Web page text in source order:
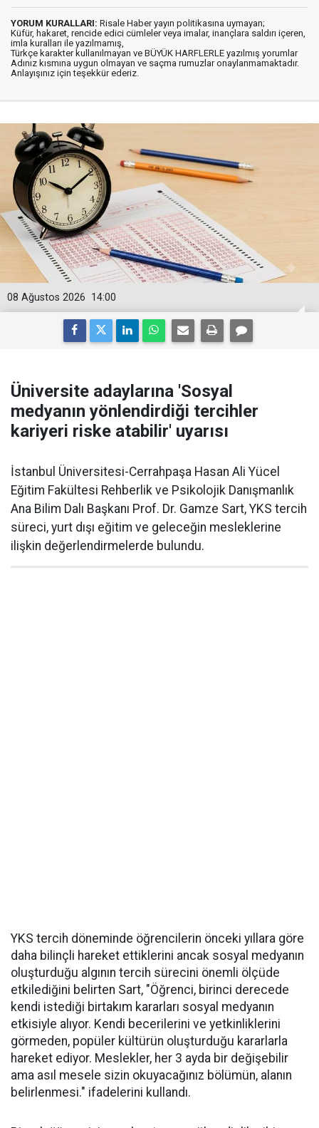
YORUM KURALLARI: Risale Haber yayın politikasına uymayan;
Küfür, hakaret, rencide edici cümleler veya imalar, inançlara saldırı içeren,
imla kuralları ile yazılmamış,
Türkçe karakter kullanılmayan ve BÜYÜK HARFLERLE yazılmış yorumlar
Adınız kısmına uygun olmayan ve saçma rumuzlar onaylanmamaktadır.
Anlayışınız için teşekkür ederiz.
14:00
08 Ağustos 2026
Üniversite adaylarına 'Sosyal
medyanın yönlendirdiği tercihler
kariyeri riske atabilir' uyarısı
İstanbul Üniversitesi-Cerrahpaşa Hasan Ali Yücel
Eğitim Fakültesi Rehberlik ve Psikolojik Danışmanlık
Ana Bilim Dalı Başkanı Prof. Dr. Gamze Sart, YKS tercih
süreci, yurt dışı eğitim ve geleceğin mesleklerine
ilişkin değerlendirmelerde bulundu.
YKS tercih döneminde öğrencilerin önceki yıllara göre
daha bilinçli hareket ettiklerini ancak sosyal medyanın
oluşturduğu algının tercih sürecini önemli ölçüde
etkilediğini belirten Sart, "Öğrenci, birinci derecede
kendi istediği birtakım kararları sosyal medyanın
etkisiyle alıyor. Kendi becerilerini ve yetkinliklerini
görmeden, popüler kültürün oluşturduğu kararlarla
hareket ediyor. Meslekler, her 3 ayda bir değişebilir
ama asıl mesele sizin okuyacağınız bölümün, alanın
belirlenmesi." ifadelerini kullandı.